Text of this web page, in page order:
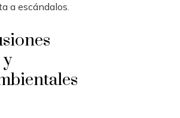
a escándalos.
y